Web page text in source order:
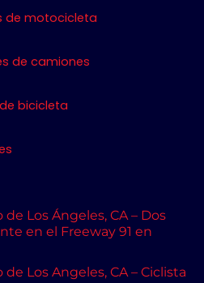
de motocicleta
de camiones
bicicleta
Los Ángeles, CA – Dos
en el Freeway 91 en
Los Angeles, CA – Ciclista